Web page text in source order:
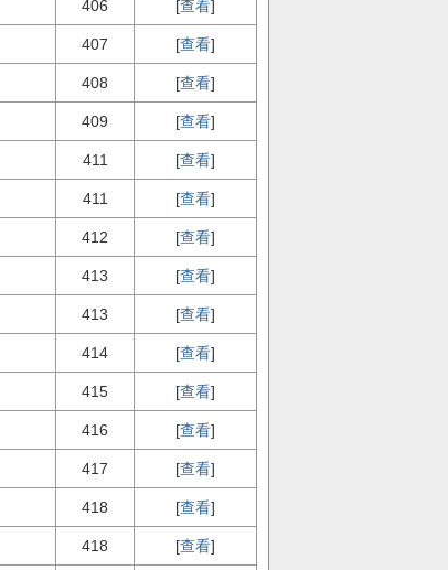
406 [查看]
407 [查看]
408 [查看]
409 [查看]
411 [查看]
411 [查看]
412 [查看]
413 [查看]
413 [查看]
414 [查看]
415 [查看]
416 [查看]
417 [查看]
418 [查看]
418 [查看]